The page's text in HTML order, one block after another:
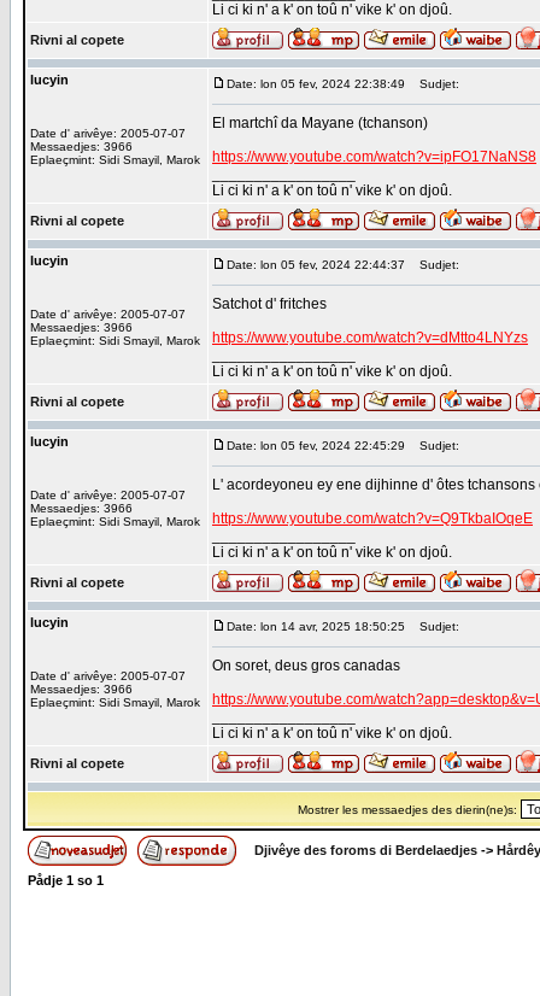
Li ci ki n' a k' on toû n' vike k' on djoû.
Rivni al copete
lucyin
Date d' arivêye: 2005-07-07
Messaedjes: 3966
Eplaeçmint: Sidi Smayil, Marok
Date: lon 05 fev, 2024 22:38:49 Sudjet:
El martchî da Mayane (tchanson)
https://www.youtube.com/watch?v=ipFO17NaNS8
Li ci ki n' a k' on toû n' vike k' on djoû.
Rivni al copete
lucyin
Date d' arivêye: 2005-07-07
Messaedjes: 3966
Eplaeçmint: Sidi Smayil, Marok
Date: lon 05 fev, 2024 22:44:37 Sudjet:
Satchot d' fritches
https://www.youtube.com/watch?v=dMtto4LNYzs
Li ci ki n' a k' on toû n' vike k' on djoû.
Rivni al copete
lucyin
Date d' arivêye: 2005-07-07
Messaedjes: 3966
Eplaeçmint: Sidi Smayil, Marok
Date: lon 05 fev, 2024 22:45:29 Sudjet:
L' acordeyoneu ey ene dijhinne d' ôtes tchansons
https://www.youtube.com/watch?v=Q9TkbaIOqeE
Li ci ki n' a k' on toû n' vike k' on djoû.
Rivni al copete
lucyin
Date d' arivêye: 2005-07-07
Messaedjes: 3966
Eplaeçmint: Sidi Smayil, Marok
Date: lon 14 avr, 2025 18:50:25 Sudjet:
On soret, deus gros canadas
https://www.youtube.com/
Li ci ki n' a k' on toû n' vike k' on djoû.
Rivni al copete
Mostrer les messaedjes des dierin(ne)s:
Djivêye des foroms di Berdelaedjes ->
Pådje 1 so 1